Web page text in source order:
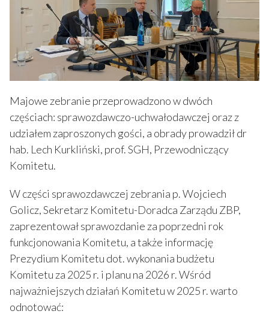
Majowe zebranie przeprowadzono w dwóch
częściach: sprawozdawczo-uchwałodawczej oraz z
udziałem zaproszonych gości, a obrady prowadził dr
hab. Lech Kurkliński, prof. SGH, Przewodniczący
Komitetu.
W części sprawozdawczej zebrania p. Wojciech
Golicz, Sekretarz Komitetu-Doradca Zarządu ZBP,
zaprezentował sprawozdanie za poprzedni rok
funkcjonowania Komitetu, a także informację
Prezydium Komitetu dot. wykonania budżetu
Komitetu za 2025 r. i planu na 2026 r. Wśród
najważniejszych działań Komitetu w 2025 r. warto
odnotować: